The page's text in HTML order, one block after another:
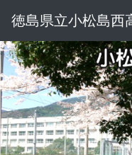
徳島県立小松島西